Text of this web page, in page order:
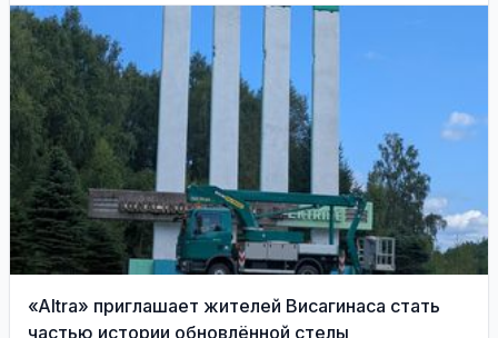
территории
«Altra» приглашает жителей Висагинаса стать
частью истории обновлённой стелы